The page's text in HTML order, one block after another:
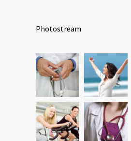
Photostream